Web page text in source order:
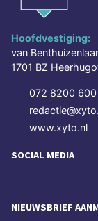
Hoofdvestiging:
van
1701 BZ
072 8200 600
www.xyto.nl
SOCIAL MEDIA
NIEUWSBRIEF